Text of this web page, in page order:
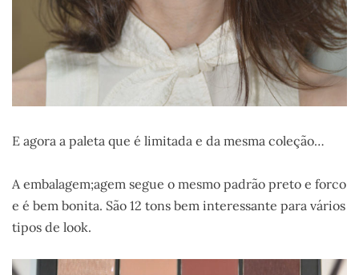
E agora a paleta que é limitada e da mesma coleção…
A embalagem;agem segue o mesmo padrão preto e forco
e é bem bonita. São 12 tons bem interessante para vários
tipos de look.